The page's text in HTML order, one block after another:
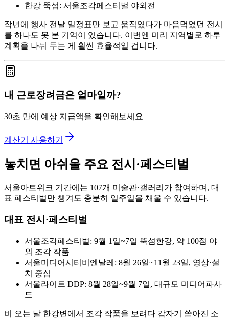
한강 뚝섬: 서울조각페스티벌 야외전
작년에 행사 전날 일정표만 보고 움직였다가 마음먹었던 전시
를 하나도 못 본 기억이 있습니다. 이번엔 미리 지역별로 하루
계획을 나눠 두는 게 훨씬 효율적일 겁니다.
내 근로장려금은 얼마일까?
30초 만에 예상 지급액을 확인해보세요
계산기 사용하기
놓치면 아쉬울 주요 전시·페스티벌
서울아트위크 기간에는 107개 미술관·갤러리가 참여하며, 대
표 페스티벌만 챙겨도 충분히 일주일을 채울 수 있습니다.
대표 전시·페스티벌
서울조각페스티벌: 9월 1일~7일 뚝섬한강, 약 100점 야
외 조각 작품
서울미디어시티비엔날레: 8월 26일~11월 23일, 영상·설
치 중심
서울라이트 DDP: 8월 28일~9월 7일, 대규모 미디어파사
드
비 오는 날 한강변에서 조각 작품을 보려다 갑자기 쏟아진 소